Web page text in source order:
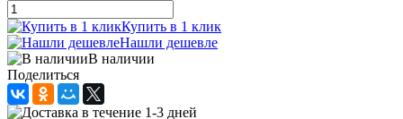
Купить в 1 клик
Нашли дешевле
В наличии
Поделиться